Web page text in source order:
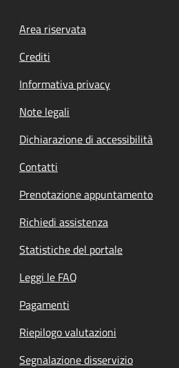
Footer menu
Area riservata
Crediti
Informativa privacy
Note legali
Dichiarazione di accessibilità
Contatti
Prenotazione appuntamento
Richiedi assistenza
Statistiche del portale
Leggi le FAQ
Pagamenti
Riepilogo valutazioni
Segnalazione disservizio